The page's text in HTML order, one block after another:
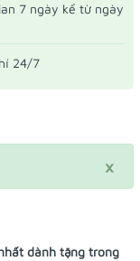
7 ngày kể từ ngày
24/7
×
dành tặng trong